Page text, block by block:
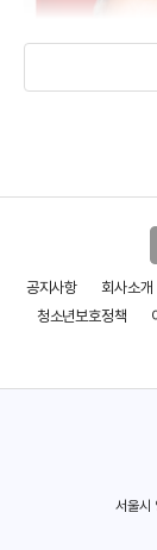
미트 페
공지사항 회사소개
청소년보호정책
서울시